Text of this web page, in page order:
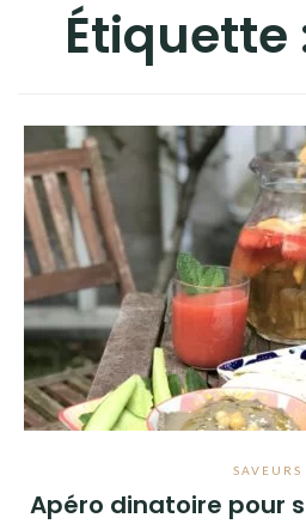
Étiquette
SAVEURS
Apéro dinatoire pour